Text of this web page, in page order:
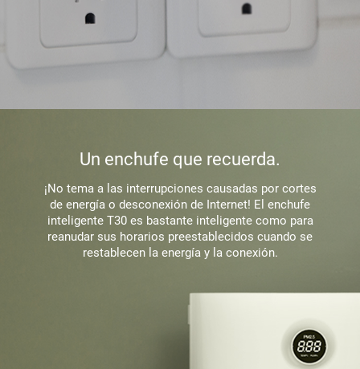
Un enchufe que recuerda.
¡No tema a las interrupciones causadas por cortes
de energía o desconexión de Internet! El enchufe
inteligente T30 es bastante inteligente como para
reanudar sus horarios preestablecidos cuando se
restablecen la energía y la conexión.